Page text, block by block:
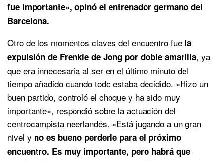
fue importante», opinó el entrenador germano del
Barcelona.
Otro de los momentos claves del encuentro fue la
expulsión de Frenkie de Jong por doble amarilla, ya
que era innecesaria al ser en el último minuto del
tiempo añadido cuando todo estaba decidido. «Hizo un
buen partido, controló el choque y ha sido muy
importante», respondió sobre la actuación del
centrocampista neerlandés. «Está jugando a un gran
nivel y no es bueno perderle para el próximo
encuentro. Es muy importante, pero habrá que